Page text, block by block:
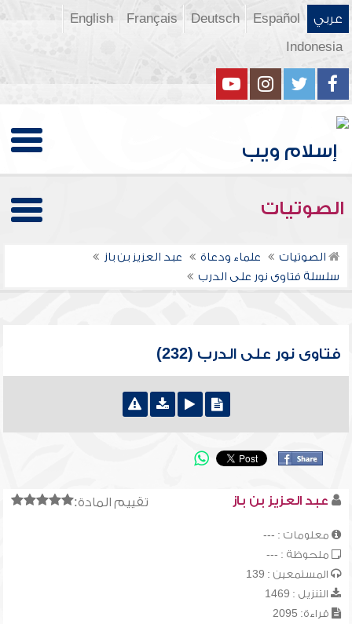
عربي Español
Deutsch
Français
English
Indonesia
الصوتيات
الصوتيات علماء ودعاة
عبد العزيز بن باز
سلسلة فتاوى نور على الدرب
فتاوى نور على الدرب (232)
تقييم المادة: عبد العزيز بن باز
معلومات : ---
ملحوظة : ---
المستمعين : 139
التنزيل : 1469
قراءة: 2095